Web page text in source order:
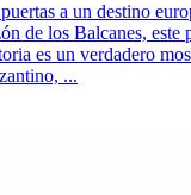
a un destino
de los Balcanes, este
es un verdadero
...